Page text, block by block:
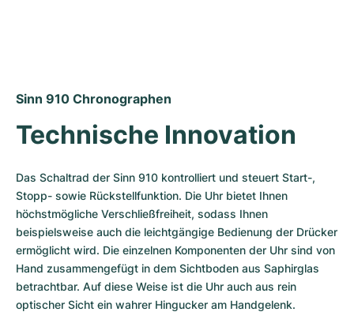
Damenuhren
Damenuhren
Sinn 910 Chronographen
Technische Innovation
Das Schaltrad der Sinn 910 kontrolliert und steuert Start-,
Stopp- sowie Rückstellfunktion. Die Uhr bietet Ihnen
höchstmögliche Verschließfreiheit, sodass Ihnen
beispielsweise auch die leichtgängige Bedienung der Drücker
ermöglicht wird. Die einzelnen Komponenten der Uhr sind von
Hand zusammengefügt in dem Sichtboden aus Saphirglas
betrachtbar. Auf diese Weise ist die Uhr auch aus rein
optischer Sicht ein wahrer Hingucker am Handgelenk.